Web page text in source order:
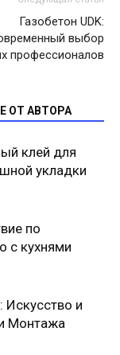
Газобетон UDK:
выбор
профессионалов
ОТ АВТОРА
клей для
укладки
по
с кухнями
Искусство и
Монтажа